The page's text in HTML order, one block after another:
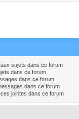
sujets dans ce forum
dans ce forum
dans ce forum
dans ce forum
jointes dans ce forum